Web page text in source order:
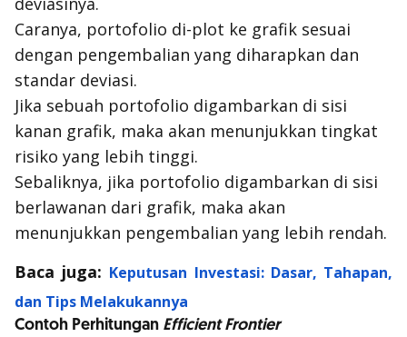
Caranya, portofolio di-plot ke grafik sesuai
dengan pengembalian yang diharapkan dan
standar deviasi.
Jika sebuah portofolio digambarkan di sisi
kanan grafik, maka akan menunjukkan tingkat
risiko yang lebih tinggi.
Sebaliknya, jika portofolio digambarkan di sisi
berlawanan dari grafik, maka akan
menunjukkan pengembalian yang lebih rendah.
Baca juga: Keputusan Investasi: Dasar, Tahapan,
dan Tips Melakukannya
Contoh Perhitungan Efficient Frontier